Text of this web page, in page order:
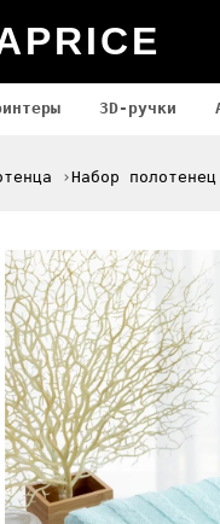
3D-ручки
Набор